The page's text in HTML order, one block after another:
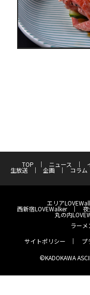
TOP ニュース
生放送 企画 コラム
エリア
西新宿LOVEWalker
丸の内
ラー
サイトポリシー
プ
©KADOKAWA